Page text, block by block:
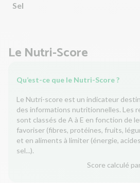
Sel
Le Nutri-Score
Qu’est-ce que le Nutri-Score ?
Le Nutri-score est un indicateur
des informations nutritionnelles. Les
sont classés de A à E en fonction de
favoriser (fibres, protéines, fruits,
et en aliments à limiter (énergie,
sel...).
Score calculé